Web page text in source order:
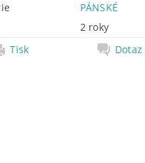
PÁNSKÉ
2 roky
Tisk
Dotaz